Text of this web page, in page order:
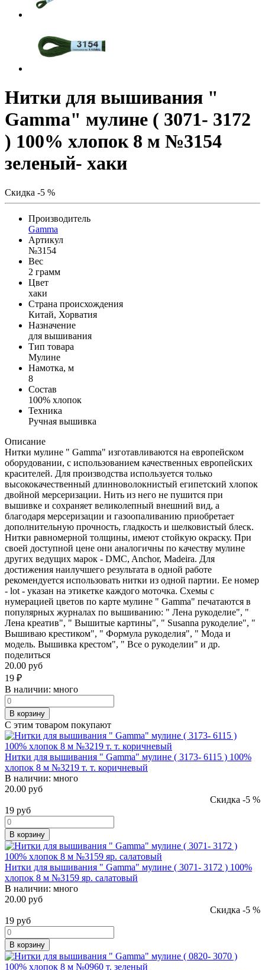
Нитки для вышивания "
Gamma" мулине ( 3071- 3172
) 100% хлопок 8 м №3154
зеленый- хаки
Скидка -5 %
Производитель
Gamma
Артикул
№3154
Вес
2 грамм
Цвет
хаки
Страна происхождения
Китай, Хорватия
Назначение
для вышивания
Тип товара
Мулине
Намотка, м
8
Состав
100% хлопок
Техника
Ручная вышивка
Описание
Нитки мулине " Gamma" изготавливаются на европейском
оборудовании, с использованием качественных европейских
красителей. Для производства используется только
высококачественный длинноволокнистый египетский хлопок
двойной мерсеризации. Нить из него не пушится при
вышивке и сохраняет великолепный внешний вид, а
благодаря мерсеризации и газоопаливанию приобретает
дополнительную прочность, гладкость и шелковистый блеск.
Нитки равномерной толщины, имеют стойкую окраску. При
своей доступной цене они аналогичны по качеству мулине
других ведущих марок - DMC, Anchor, Madeira. Для
достижения наилучшего результата в одной работе
рекомендуется использовать нитки из одной партии. Ее номер
- lot - указан на этикетке каждого моточка. Схемы с
нумерацией цветов по карте мулине " Gamma" печатаются в
популярных журналах по вышиванию: " Лена рукоделие", "
Лена креатив", " Вышитые картины", " Susanna рукоделие", "
Вышиваю крестиком", " Формула рукоделия", " Мода и
модель. Вышивка крестом", " Все о рукоделии" и др.
поделиться
20.00 руб
19 ₽
В наличии: много
В корзину
С этим товаром покупают
Нитки для вышивания " Gamma" мулине ( 3173- 6115 ) 100%
хлопок 8 м №3219 т. т. коричневый
В наличии: много
20.00 руб
Скидка -5 %
19 руб
В корзину
Нитки для вышивания " Gamma" мулине ( 3071- 3172 ) 100%
хлопок 8 м №3159 яр. салатовый
В наличии: много
20.00 руб
Скидка -5 %
19 руб
В корзину